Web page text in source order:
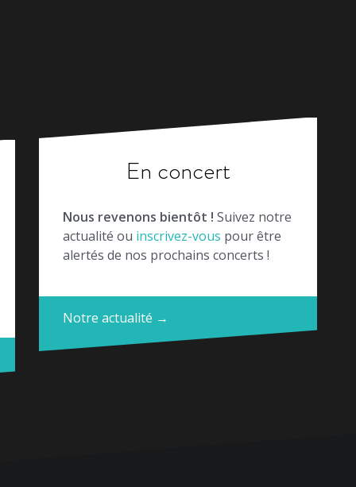
En concert
Nous revenons bientôt ! Suivez notre
actualité ou inscrivez-vous pour être
alertés de nos prochains concerts !
Notre actualité →